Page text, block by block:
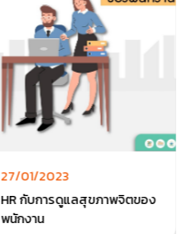
27/01/2023
HR กับการดูแลสุขภาพจิตของ
พนักงาน